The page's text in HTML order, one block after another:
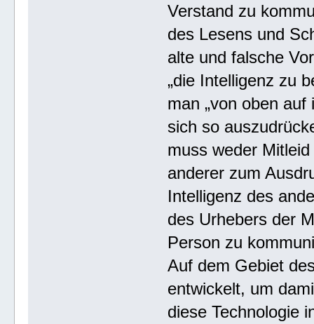
Verstand zu
des Lesens und
alte und falsche
„die Intelligenz zu
man „von oben
sich so
muss weder
anderer zum
Intelligenz des
des Urhebers der
Person zu
Auf dem Gebiet
entwickelt, um
diese Technologie